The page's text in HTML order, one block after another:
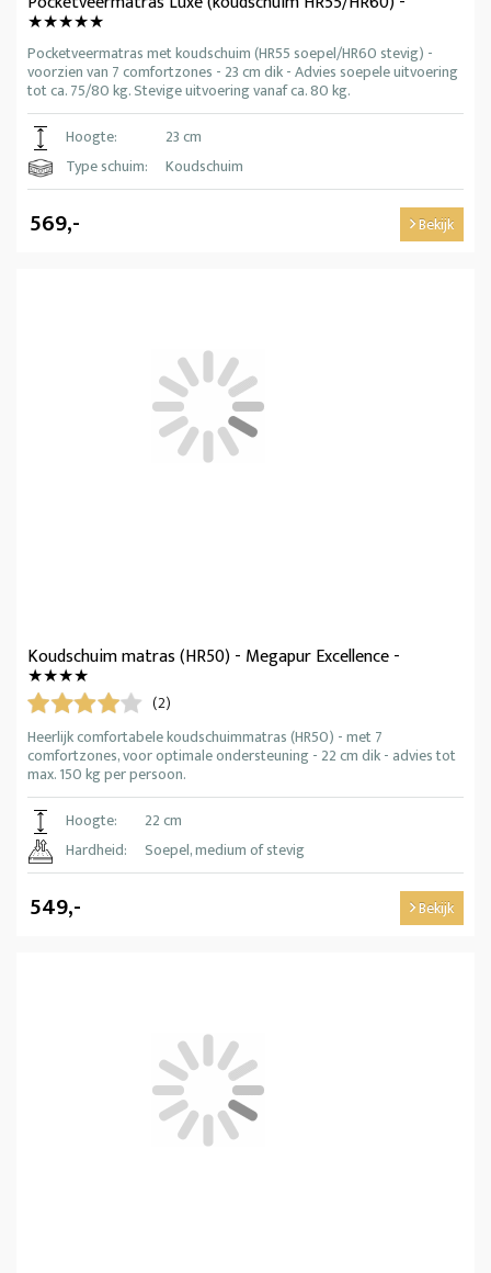
★★★★★
Pocketveermatras met koudschuim (HR55 soepel/HR60 stevig) -
voorzien van 7 comfortzones - 23 cm dik - Advies soepele uitvoering
tot ca. 75/80 kg. Stevige uitvoering vanaf ca. 80 kg.
Hoogte:
23 cm
Type schuim:
Koudschuim
569,- Bekijk
Koudschuim matras (HR50) - Megapur Excellence -
★★★★
(2)
Heerlijk comfortabele koudschuimmatras (HR50) - met 7
comfortzones, voor optimale ondersteuning - 22 cm dik - advies tot
max. 150 kg per persoon.
Hoogte:
22 cm
Hardheid:
Soepel, medium of stevig
549,- Bekijk